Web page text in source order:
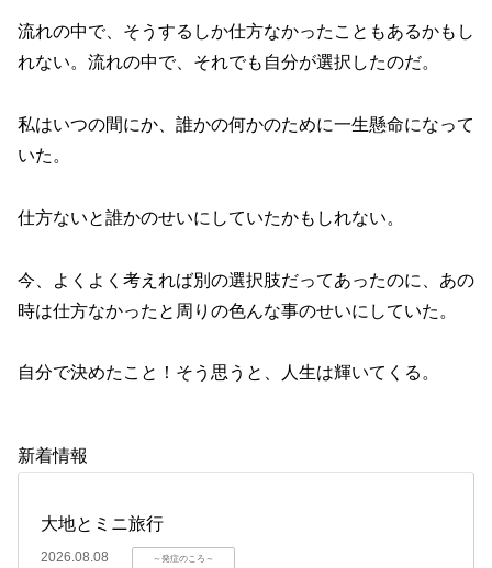
流れの中で、そうするしか仕方なかったこともあるかもし
れない。流れの中で、それでも自分が選択したのだ。
私はいつの間にか、誰かの何かのために一生懸命になって
いた。
仕方ないと誰かのせいにしていたかもしれない。
今、よくよく考えれば別の選択肢だってあったのに、あの
時は仕方なかったと周りの色んな事のせいにしていた。
自分で決めたこと！そう思うと、人生は輝いてくる。
新着情報
大地とミニ旅行
2026.08.08 ～発症のころ～